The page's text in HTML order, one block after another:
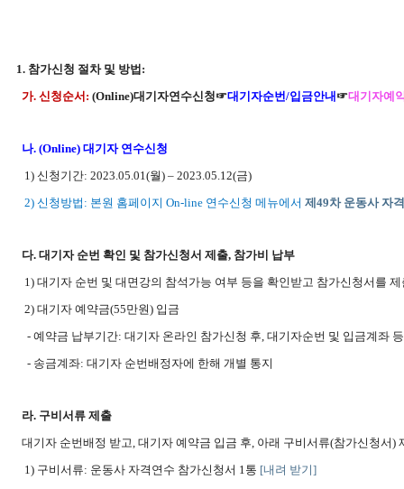
1. 참가신청 절차 및 방법 :
가. 신청순서 : (Online)대기자연수신청☞대기자순번/입금안내 ☞대기자예
나. (Online) 대기자 연수신청
1) 신청기간: 2023.05.01(월) – 2023.05.12(금)
2) 신청방법 : 본원 홈페이지 On-line 연수신청 메뉴에서 제 49차 운동사 자
다. 대기자 순번 확인 및 참가신청서 제출, 참가비 납부
1) 대기자 순번 및 대면강의 참석가능 여부 등을 확인받고 참가신청서를
2) 대기자 예약금(55만원) 입금
- 예약금 납부기간: 대기자 온라인 참가신청 후, 대기자순번 및 입금계좌
- 송금계좌: 대기자 순번배정자에 한해 개별 통지
라. 구비서류 제출
대기자 순번배정 받고, 대기자 예약금 입금 후, 아래 구비서류(참가신청서)
1) 구비서류: 운동사 자격연수 참가신청서 1통 [내려 받기]